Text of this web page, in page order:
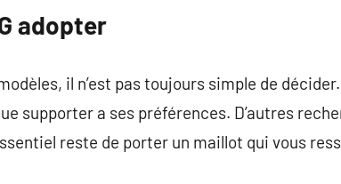
adopter
il n’est pas toujours simple de
supporter a ses préférences. D’autres
reste de porter un maillot qui vous